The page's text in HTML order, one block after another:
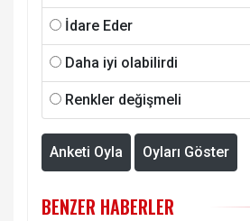
İdare Eder
Daha iyi olabilirdi
Renkler değişmeli
Anketi Oyla Oyları Göster
BENZER HABERLER